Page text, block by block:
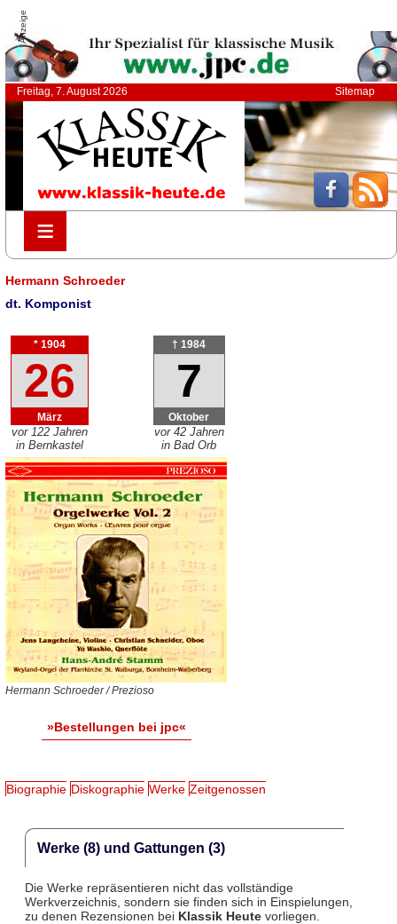
Anzeige
Freitag, 7. August 2026 Sitemap
≡
≡
Hermann Schroeder
dt. Komponist
* 1904
26
März
vor 122 Jahren
in Bernkastel
† 1984
7
Oktober
vor 42 Jahren
in Bad Orb
Hermann Schroeder / Prezioso
»Bestellungen bei jpc«
Biographie Diskographie Werke Zeitgenossen
Werke (8) und Gattungen (3)
Die Werke repräsentieren nicht das vollständige
Werkverzeichnis, sondern sie finden sich in Einspielungen,
zu denen Rezensionen bei Klassik Heutevorliegen.